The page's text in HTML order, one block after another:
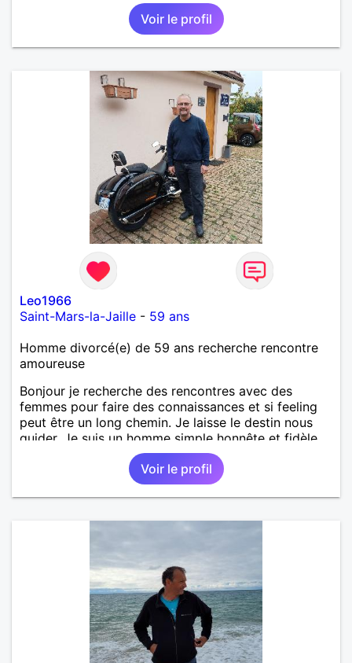
Voir le profil
Leo1966
Saint-Mars-la-Jaille - 59 ans
Homme divorcé(e) de 59 ans recherche rencontre
amoureuse
Bonjour je recherche des rencontres avec des
femmes pour faire des connaissances et si feeling
peut être un long chemin. Je laisse le destin nous
guider. Je suis un homme simple honnête et fidèle.
Voir le profil